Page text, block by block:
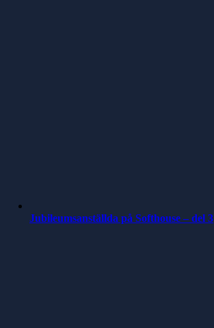
Jubileumsanställda på Softhouse – del 3